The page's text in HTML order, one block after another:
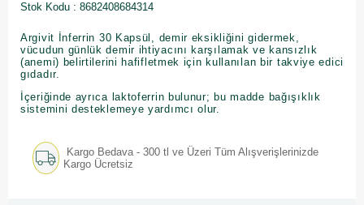
Stok Kodu
8682408684314
Argivit İnferrin 30 Kapsül, demir eksikliğini gidermek,
vücudun günlük demir ihtiyacını karşılamak ve kansızlık
(anemi) belirtilerini hafifletmek için kullanılan bir takviye edici
gıdadır.
İçeriğinde ayrıca laktoferrin bulunur; bu madde bağışıklık
sistemini desteklemeye yardımcı olur.
Kargo Bedava - 300 tl ve Üzeri Tüm Alışverişlerinizde
Kargo Ücretsiz